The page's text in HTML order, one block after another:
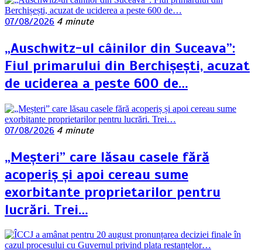
07/08/2026 4 minute
„Auschwitz-ul câinilor din Suceava”:
Fiul primarului din Berchișești, acuzat
de uciderea a peste 600 de…
07/08/2026 4 minute
„Meșteri” care lăsau casele fără
acoperiș și apoi cereau sume
exorbitante proprietarilor pentru
lucrări. Trei…